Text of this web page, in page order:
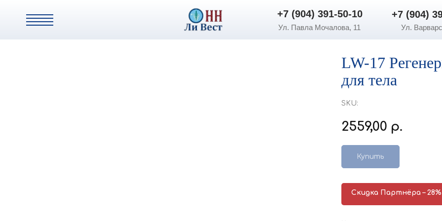
Ул.
Ул. Павла Мочалова, 11
+7 (904)
+7 (904) 391-50-10 +7 (904)
+7 (904) 391-50-10
LW-17
для тела
SKU:
2559,00 р.
Купить
Скидка Партнёра – 28%